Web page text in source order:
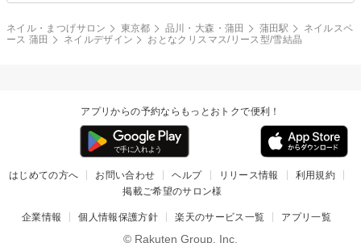
ネイル・まつげサロン 東京都 品川・大森・蒲田 蒲田駅
ネイルスペ
ース 蒲田
ネイルデザイン おとなクリスマス/リース型/雪結晶
アプリからの予約ならもっとおトクで便利！
はじめての方へ お問い合わせ ヘルプ リリース情報
利用規約
掲載ご希望のサロン様
企業情報 個人情報保護方針 楽天のサービス一覧 アプリ一覧
© Rakuten Group, Inc.